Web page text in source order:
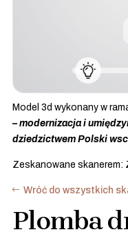
Model 3d wykonany w
– modernizacja i
dziedzictwem Polski
Zeskanowane skanerem:
Wróć do wszystkich
Plomba